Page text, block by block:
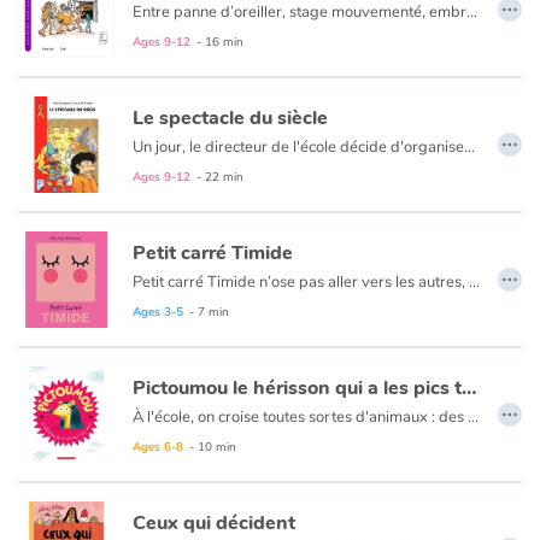
Entre panne d’oreiller, stage mouvementé, embrouilles Facebook, baby-sitting musclé, citronnade fraîche ou réveillon bouillant (entre autres…) : Marion est sur tous les fronts pour notre plus grand plaisir !
Ages 9-12 - 16 min
Le spectacle du siècle
Un jour, le directeur de l'école décide d'organiser un grand spectacle et c'est la classe de Caroline qui s'y colle. Les élèves sont fous de joie ! Mais il faut faire vite et trouver une idée originale n'est pas chose facile... Finalement, ils décident de jouer une pièce de théâtre avec des princes, des princesses et... un samouraï !
Ages 9-12 - 22 min
…
Petit carré Timide
Petit carré Timide n’ose pas aller vers les autres, il préfère se cacher. On n’entend pas sa voix et parfois, il est presque invisible…
Ages 3-5 - 7 min
…
Pictoumou le hérisson qui a les pics tout mous
À l'école, on croise toutes sortes d'animaux : des sangliers, des chiens, des oiseaux, des renards, des lapins, et même des crapauds... Parmi eux, Pictoumou est bien embarrassé. C'est qu'il est le seul hérisson au monde à avoir les pics mous. C'est bientôt la fête de fin d'année et Pictoumou veut proposer à Maya de l'accompagner. Mais jamais elle n'acceptera d'y aller avec lui s'il ne trouve pas le moyen de faire tenir ses pics droit. Avec l'aide de son ami Paulin le lapin, Pictoumou tentera par tous les moyens d'avoir l'allure d'un vrai hérisson.
Ages 6-8 - 10 min
…
Ceux qui décident